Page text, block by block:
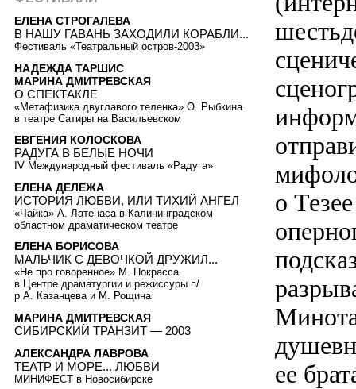
о
ее
ЕЛЕНА СТРОГАЛЕВА
В НАШУ ГАВАНЬ ЗАХОДИЛИ КОРАБЛИ...
Фестиваль «Театральный остров-2003»
НАДЕЖДА ТАРШИС
МАРИНА ДМИТРЕВСКАЯ
О СПЕКТАКЛЕ
«Метафизика двуглавого теленка» О. Рыбкина
в театре Сатиры на Васильевском
ЕВГЕНИЯ КОЛОСКОВА
РАДУГА В БЕЛЫЕ НОЧИ
IV Международный фестиваль «Радуга»
ЕЛЕНА ДЕЛЕЖА
ИСТОРИЯ ЛЮБВИ, ИЛИ ТИХИЙ АНГЕЛ
«Чайка» А. Латенаса в Калининградском
областном драматическом театре
ЕЛЕНА БОРИСОВА
МАЛЬЧИК С ДЕВОЧКОЙ ДРУЖИЛ...
«Не про говоренное» М. Покрасса
в Центре драматургии и режиссуры п/
р А. Казанцева и М. Рощина
МАРИНА ДМИТРЕВСКАЯ
СИБИРСКИЙ ТРАНЗИТ — 2003
АЛЕКСАНДРА ЛАВРОВА
ТЕАТР И МОРЕ... ЛЮБВИ
МИНИФЕСТ в Новосибирске